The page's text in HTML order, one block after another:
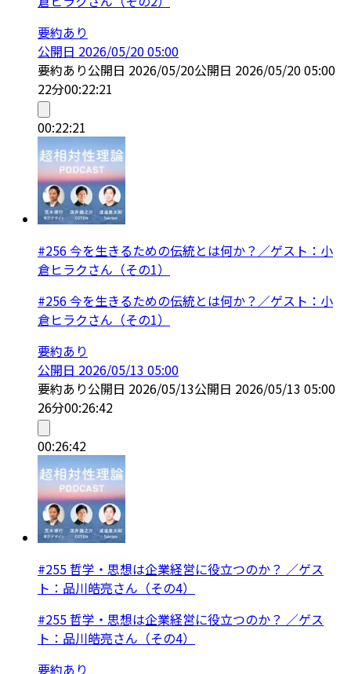
要約あり
公開日 2026/05/20 05:00
要約あり公開日 2026/05/20公開日 2026/05/20 05:00
22分00:22:21
00:22:21
#256 今を生きるための伝統とは何か？／ゲスト：小
倉ヒラクさん（その1）
#256 今を生きるための伝統とは何か？／ゲスト：小
倉ヒラクさん（その1）
要約あり
公開日 2026/05/13 05:00
要約あり公開日 2026/05/13公開日 2026/05/13 05:00
26分00:26:42
00:26:42
#255 哲学・思想は企業経営に役立つのか？ ／ゲス
ト：品川皓亮さん（その4）
#255 哲学・思想は企業経営に役立つのか？ ／ゲス
ト：品川皓亮さん（その4）
要約あり